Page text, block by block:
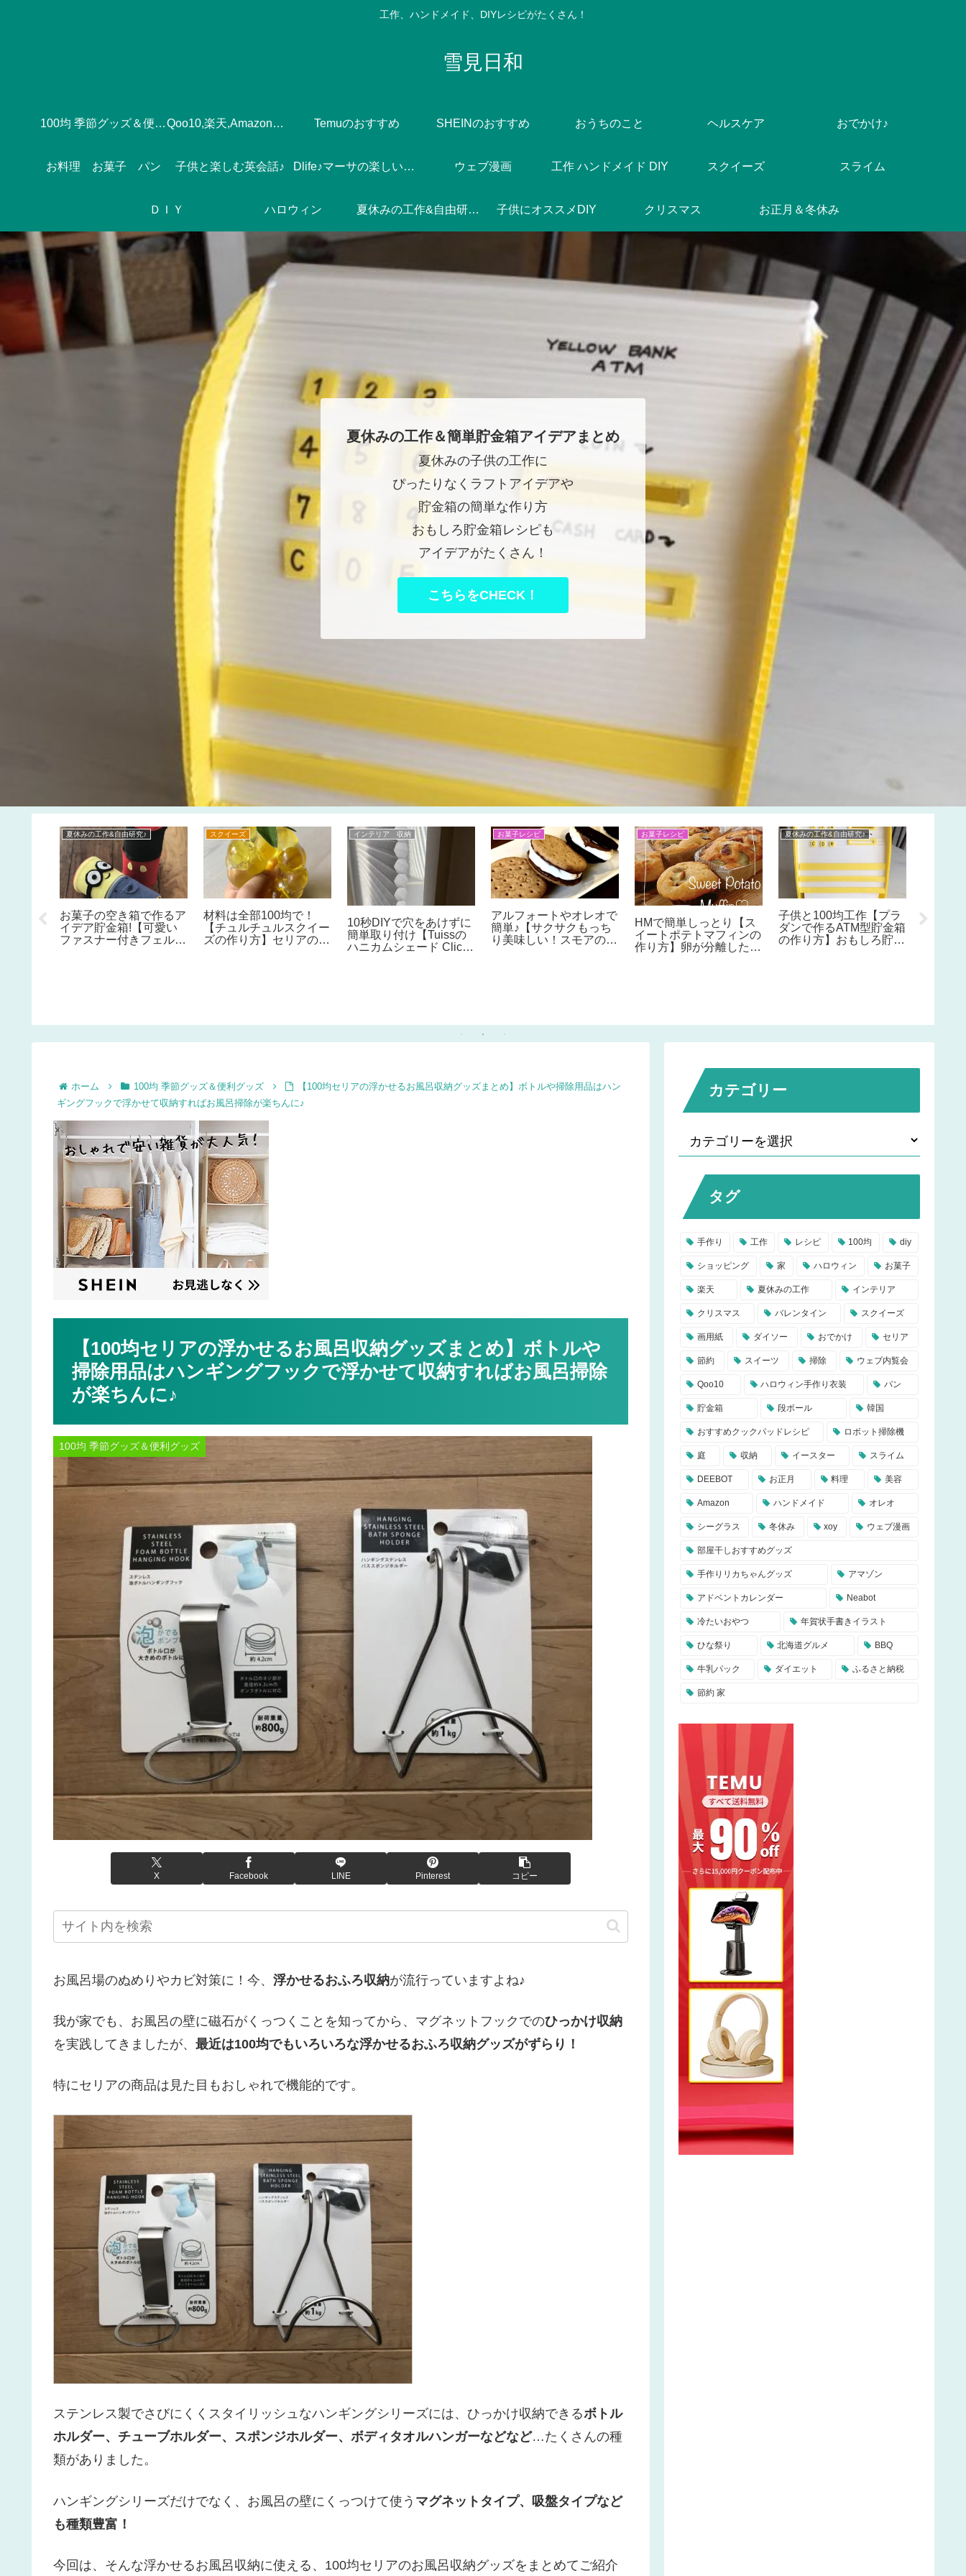
工作、ハンドメイド、DIYレシピがたくさん！
雪見日和
100均 季節グッズ＆便利グッズ Qoo10,楽天,Amazonのおすすめ♪ Temuのおすすめ SHEINのおすすめ おうちのこと ヘルスケア おでかけ♪
お料理 お菓子 パン 子供と楽しむ英会話♪ Dlife♪マーサの楽しい焼き菓子づくり ウェブ漫画 工作 ハンドメイド DIY スクイーズ スライム
ＤＩＹ ハロウィン 夏休みの工作&自由研究♪ 子供にオススメDIY クリスマス お正月＆冬休み
夏休みの工作＆簡単貯金箱アイデアまとめ
夏休みの子供の工作に
ぴったりなくラフトアイデアや
貯金箱の簡単な作り方
おもしろ貯金箱レシピも
アイデアがたくさん！
こちらをCHECK！
夏休みの工作&自由研究♪
お菓子の空き箱で作るア
イデア貯金箱!【可愛い
ファスナー付きフェルト
スクイーズ
材料は全部100均で！
【チュルチュルスクイー
ズの作り方】セリアの水
インテリア 収納
10秒DIYで穴をあけずに
簡単取り付け【Tuissの
ハニカムシェード Click
お菓子レシピ
アルフォートやオレオで
簡単♪【サクサクもっち
り美味しい！スモアの作
お菓子レシピ
HMで簡単しっとり【ス
イートポテトマフィンの
作り方】卵が分離した時
夏休みの工作&自由研究♪
子供と100均工作【プラ
ダンで作るATM型貯金箱
の作り方】おもしろ貯金
ホーム 100均 季節グッズ＆便利グッズ
【100均セリアの浮かせるお風呂収納グッズまとめ】ボトルや掃除用品はハン
ギングフックで浮かせて収納すればお風呂掃除が楽ちんに♪
【100均セリアの浮かせるお風呂収納グッズまとめ】ボトルや
掃除用品はハンギングフックで浮かせて収納すればお風呂掃除
が楽ちんに♪
100均 季節グッズ＆便利グッズ
X Facebook LINE Pinterest コピー
お風呂場のぬめりやカビ対策に！今、 浮かせるおふろ収納が流行っていますよね♪
我が家でも、お風呂の壁に磁石がくっつくことを知ってから、マグネットフックでのひっかけ収納
を実践してきましたが、 最近は100均でもいろいろな浮かせるおふろ収納グッズがずらり！
特にセリアの商品は見た目もおしゃれで機能的です。
ステンレス製でさびにくくスタイリッシュなハンギングシリーズには、ひっかけ収納できるボトル
ホルダー、チューブホルダー、スポンジホルダー、ボディタオルハンガーなどなど…たくさんの種
類がありました。
ハンギングシリーズだけでなく、お風呂の壁にくっつけて使う マグネットタイプ、吸盤タイプなど
も種類豊富！
今回は、そんな浮かせるお風呂収納に使える、100均セリアのお風呂収納グッズをまとめてご紹介
カテゴリー
タグ
手作り 工作 レシピ 100均 diy
ショッピング 家 ハロウィン お菓子
楽天 夏休みの工作 インテリア
クリスマス バレンタイン スクイーズ
画用紙 ダイソー おでかけ セリア
節約 スイーツ 掃除 ウェブ内覧会
Qoo10 ハロウィン手作り衣装 パン
貯金箱 段ボール 韓国
おすすめクックパッドレシピ ロボット掃除機
庭 収納 イースター スライム
DEEBOT お正月 料理 美容
Amazon ハンドメイド オレオ
シーグラス 冬休み xoy ウェブ漫画
部屋干しおすすめグッズ
手作りリカちゃんグッズ アマゾン
アドベントカレンダー Neabot
冷たいおやつ 年賀状手書きイラスト
ひな祭り 北海道グルメ BBQ
牛乳パック ダイエット ふるさと納税
節約 家